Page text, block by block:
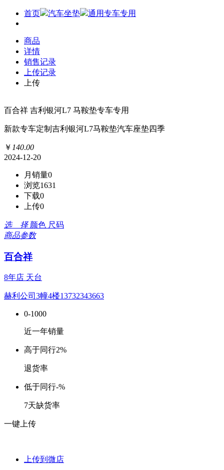
首页 汽车坐垫 通用专车专用
商品
详情
销售记录
上传记录
上传
百合祥 吉利银河L7 马鞍垫专车专用
新款专车定制吉利银河L7马鞍垫汽车座垫四季
￥ 140.00
2024-12-20
月销量0
浏览1631
下载0
上传0
选 择 颜色 尺码
商品参数
百合祥
8年店 天台
赫利公司3幢4楼13732343663
0-1000
近一年销量
高于同行2%
退货率
低于同行-%
7天缺货率
一键上传
上传到微店